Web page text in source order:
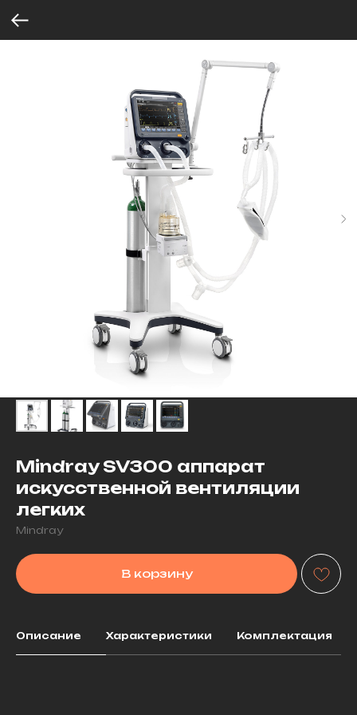
Mindray SV300 аппарат
искусственной вентиляции
легких
Mindray
В корзину
Описание Характеристики Комплектация